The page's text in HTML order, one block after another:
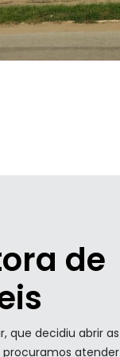
de
que decidiu abrir as
atender